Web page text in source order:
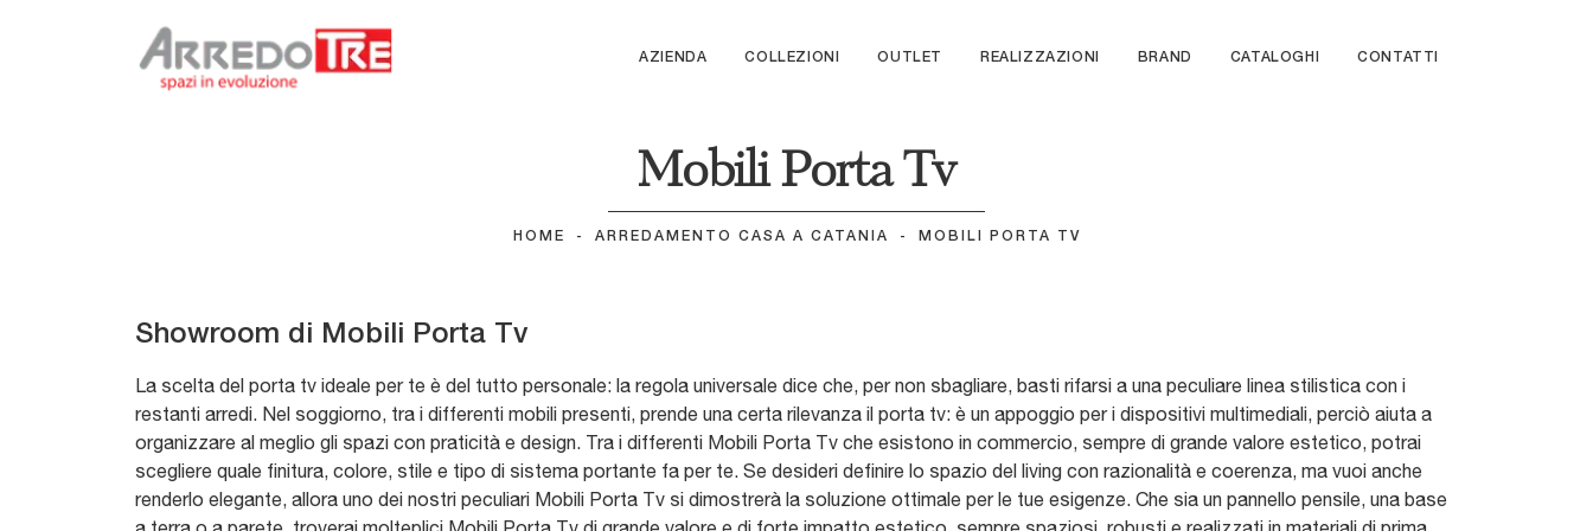
AZIENDA COLLEZIONI OUTLET REALIZZAZIONI BRAND CATALOGHI CONTATTI
Mobili Porta Tv
HOME - ARREDAMENTO CASA A CATANIA - MOBILI PORTA TV
Showroom di Mobili Porta Tv
La scelta del porta tv ideale per te è del tutto personale: la regola universale dice che, per non sbagliare, basti rifarsi a una peculiare linea stilistica con i
restanti arredi. Nel soggiorno, tra i differenti mobili presenti, prende una certa rilevanza il porta tv: è un appoggio per i dispositivi multimediali, perciò aiuta a
organizzare al meglio gli spazi con praticità e design. Tra i differenti Mobili Porta Tv che esistono in commercio, sempre di grande valore estetico, potrai
scegliere quale finitura, colore, stile e tipo di sistema portante fa per te. Se desideri definire lo spazio del living con razionalità e coerenza, ma vuoi anche
renderlo elegante, allora uno dei nostri peculiari Mobili Porta Tv si dimostrerà la soluzione ottimale per le tue esigenze. Che sia un pannello pensile, una base